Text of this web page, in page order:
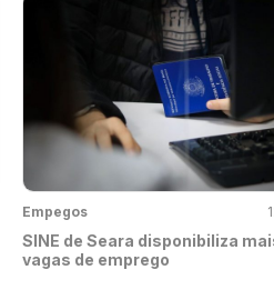
Empegos
SINE de Seara disponibiliza
vagas de emprego